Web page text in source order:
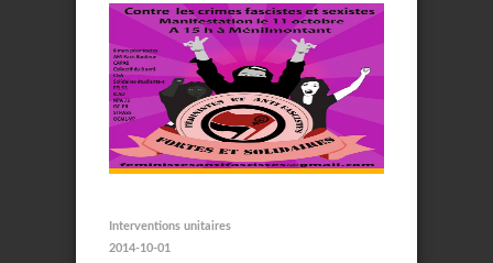
Interventions unitaires
2014-10-01